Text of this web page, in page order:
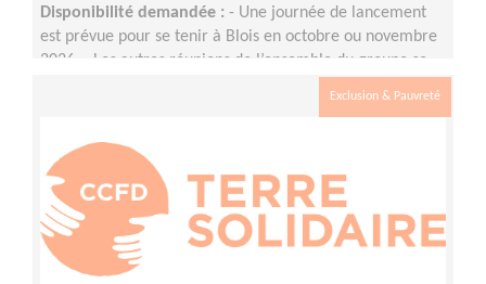
Disponibilité demandée : - Une journée de lancement
est prévue pour se tenir à Blois en octobre ou novembre
2026 ;- Les autres réunions de l’ensemble du groupe se
réuniront entre les réunions de l’ensemble du groupe
selon les besoins et les disponibilités.
Exclusion & Pauvreté